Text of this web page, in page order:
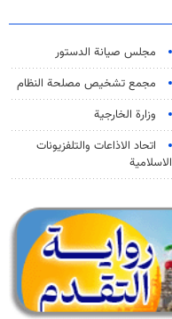
مجلس صيانة الدستور
مجمع تشخيص مصلحة النظام
وزارة الخارجية
اتحاد الاذاعات والتلفزيونات
الاسلامية